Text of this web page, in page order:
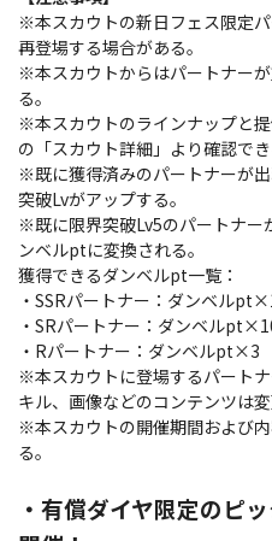
※本スカウトの新日フェス限定
再登場する場合がある。
※本スカウトからはパートナー
る。
※本スカウトのラインナップと
の「スカウト詳細」より確認でき
※既に獲得済みのパートナーが
突破Lvがアップする。
※既に限界突破Lv5のパートナー
ンベルptに変換される。
獲得できるダンベルpt一覧：
・SSRパートナー：ダンベル
・SRパートナー：ダンベル
・Rパートナー：ダンベルpt×3
※本スカウトに登場するパート
キル、画像などのコンテンツは変
※本スカウトの開催期間および
る。
・有償ダイヤ限定のピ